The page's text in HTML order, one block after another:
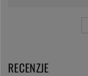
RECENZJE